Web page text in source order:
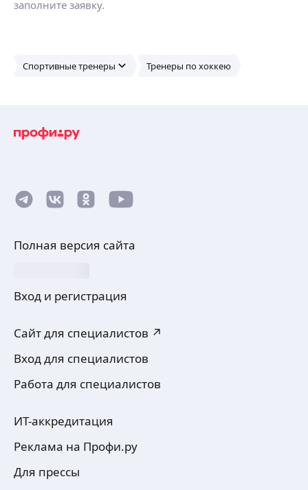
заполните заявку.
Спортивные тренеры Тренеры по хоккею
Полная версия сайта
Вход и регистрация
Сайт для специалистов ↗
Вход для специалистов
Работа для специалистов
ИТ-аккредитация
Реклама на Профи.ру
Для прессы